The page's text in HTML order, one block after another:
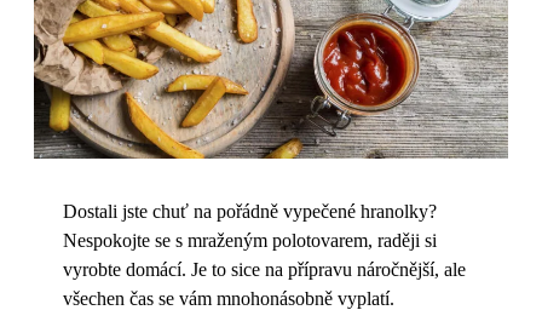
Dostali jste chuť na pořádně vypečené hranolky?
Nespokojte se s mraženým polotovarem, raději si
vyrobte domácí. Je to sice na přípravu náročnější, ale
všechen čas se vám mnohonásobně vyplatí.